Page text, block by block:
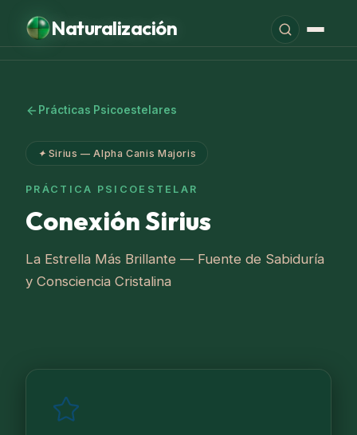
Naturalización
Seminarios
Prácticas Toltecas
Psicoestelares
Nawal Natal · Sesión
Año Natural
Prácticas Psicoestelares
✦ Sirius — Alpha Canis Majoris
PRÁCTICA PSICOESTELAR
Conexión Sirius
La Estrella Más Brillante — Fuente de Sabiduría
y Consciencia Cristalina